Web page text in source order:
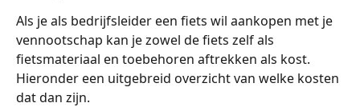
Als je als bedrijfsleider een fiets wil aankopen met je
vennootschap kan je zowel de fiets zelf als
fietsmateriaal en toebehoren aftrekken als kost.
Hieronder een uitgebreid overzicht van welke kosten
dat dan zijn.